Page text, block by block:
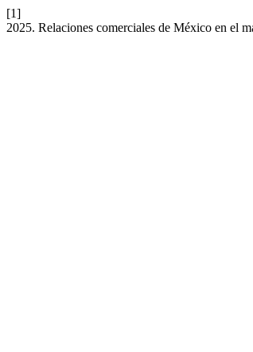
[1]
2025. Relaciones comerciales de México en el